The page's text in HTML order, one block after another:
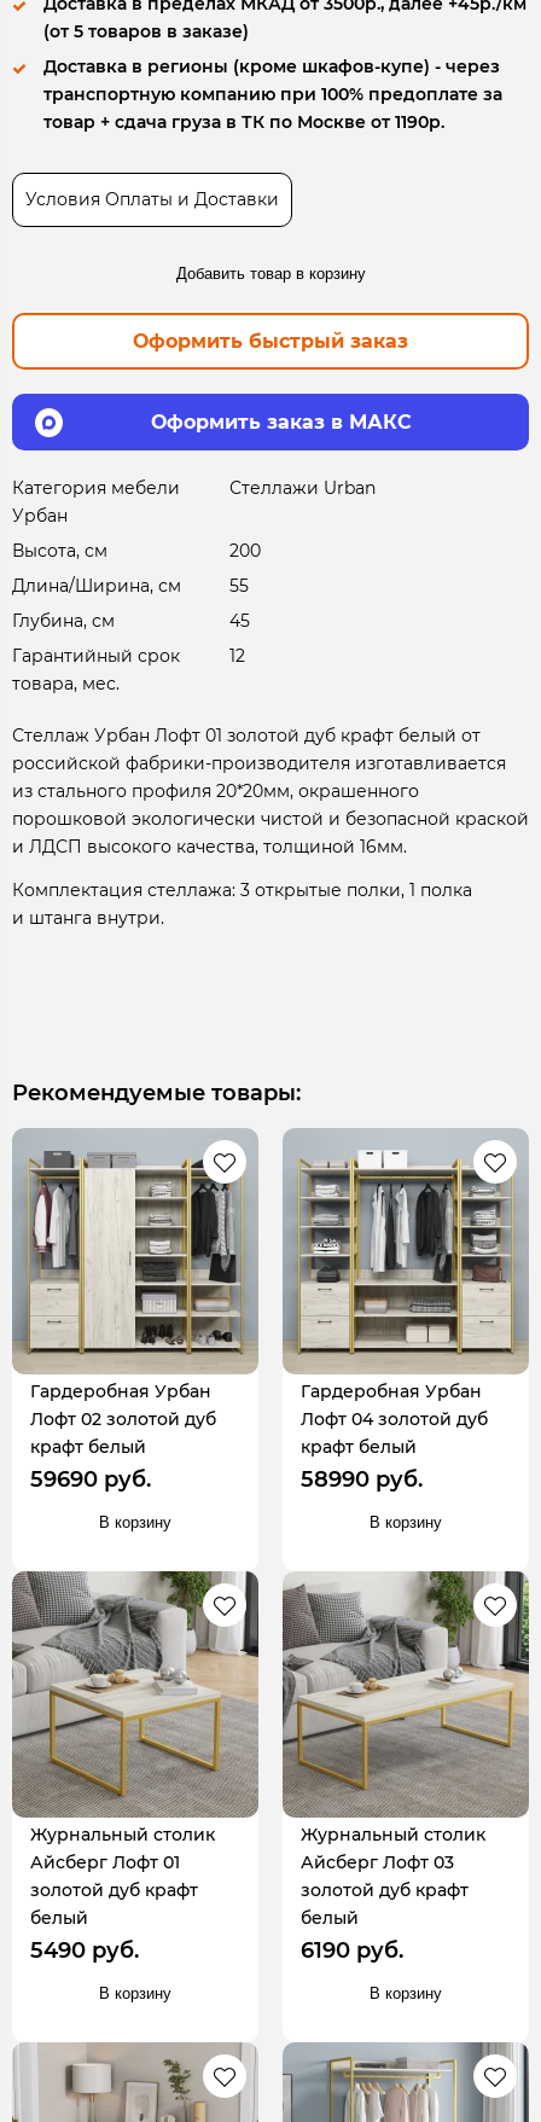
(от 5 товаров в заказе)
Доставка в регионы (кроме шкафов-купе) - через
транспортную компанию при 100% предоплате за
товар + сдача груза в ТК по Москве от 1190р.
Условия Оплаты и Доставки
Добавить товар в корзину
Оформить быстрый заказ
Оформить заказ в МАКС
Категория мебели
Урбан
Стеллажи Urban
Высота, см
200
Длина/Ширина, см
55
Глубина, см
45
Гарантийный срок
товара, мес.
12
Стеллаж Урбан Лофт 01 золотой дуб крафт белый от
российской фабрики-производителя изготавливается
из стального профиля 20*20мм, окрашенного
порошковой экологически чистой и безопасной краской
и ЛДСП высокого качества, толщиной 16мм.
Комплектация стеллажа: 3 открытые полки, 1 полка
и штанга внутри.
Рекомендуемые товары:
Гардеробная Урбан
Лофт 02 золотой дуб
крафт белый
59690 руб.
В корзину
Гардеробная Урбан
Лофт 04 золотой дуб
крафт белый
58990 руб.
В корзину
Журнальный столик
Айсберг Лофт 01
золотой дуб крафт
белый
5490 руб.
В корзину
Журнальный столик
Айсберг Лофт 03
золотой дуб крафт
белый
6190 руб.
В корзину